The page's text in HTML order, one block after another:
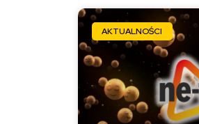
AKTUALNOŚCI